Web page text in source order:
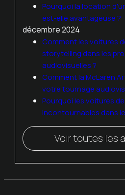
Pourquoi la location
est-elle avantageuse ?
décembre 2024
Comment les voitures
storytelling dans les
audiovisuelles ?
Comment la McLaren
votre tournage
Pourquoi les voitures
incontournables dans
Voir toutes les